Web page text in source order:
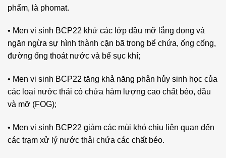
phẩm, là phomat.
• Men vi sinh BCP22 khử các lớp dầu mỡ lắng đọng và
ngăn ngừa sự hình thành cặn bã trong bể chứa, ống cống,
đường ống thoát nước và bể sục khí;
• Men vi sinh BCP22 tăng khả năng phân hủy sinh học của
các loại nước thải có chứa hàm lượng cao chất béo, dầu
và mỡ (FOG);
• Men vi sinh BCP22 giảm các mùi khó chịu liên quan đến
các trạm xử lý nước thải chứa các chất béo.